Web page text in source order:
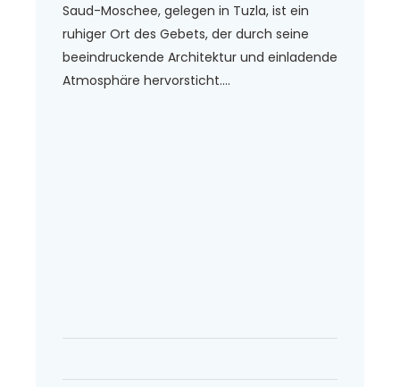
Saud-Moschee, gelegen in Tuzla, ist ein
ruhiger Ort des Gebets, der durch seine
beeindruckende Architektur und einladende
Atmosphäre hervorsticht....